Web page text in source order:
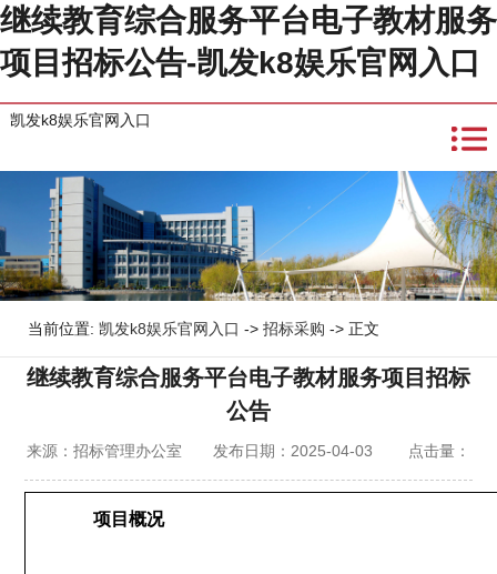
继续教育综合服务平台电子教材服务
项目招标公告-凯发k8娱乐官网入口
凯发k8娱乐官网入口
当前位置: 凯发k8娱乐官网入口 -> 招标采购 -> 正文
继续教育综合服务平台电子教材服务项目招标
公告
来源：招标管理办公室 发布日期：2025-04-03 点击量：
项目概况